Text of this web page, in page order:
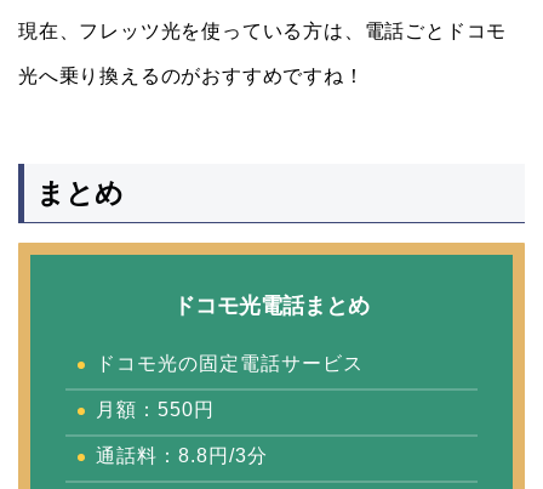
現在、フレッツ光を使っている方は、電話ごとドコモ
光へ乗り換えるのがおすすめですね！
まとめ
ドコモ光電話まとめ
ドコモ光の固定電話サービス
月額：550円
通話料：8.8円/3分